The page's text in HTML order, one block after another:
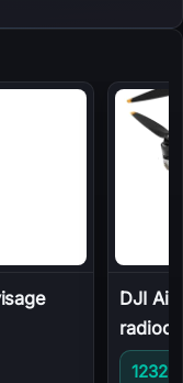
DJI Air